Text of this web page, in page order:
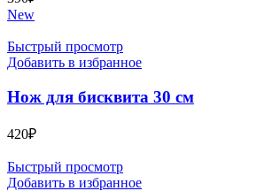
New
Быстрый просмотр
Добавить в избранное
Нож для бисквита 30 см
420₽
Быстрый просмотр
Добавить в избранное